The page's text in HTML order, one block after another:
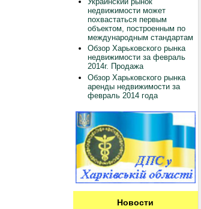
недвижимости может
похвастаться первым
объектом, построенным по
международным стандартам
Обзор Харьковского рынка
недвижимости за февраль
2014г. Продажа
Обзор Харьковского рынка
аренды недвижимости за
февраль 2014 года
Новости